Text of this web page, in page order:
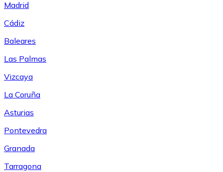
Madrid
Cádiz
Baleares
Las Palmas
Vizcaya
La Coruña
Asturias
Pontevedra
Granada
Tarragona